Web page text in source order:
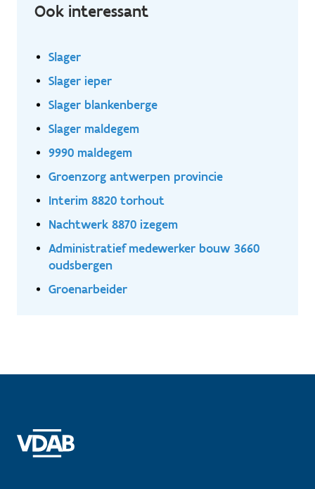
Ook interessant
Slager
Slager ieper
Slager blankenberge
Slager maldegem
9990 maldegem
Groenzorg antwerpen provincie
Interim 8820 torhout
Nachtwerk 8870 izegem
Administratief medewerker bouw 3660
oudsbergen
Groenarbeider